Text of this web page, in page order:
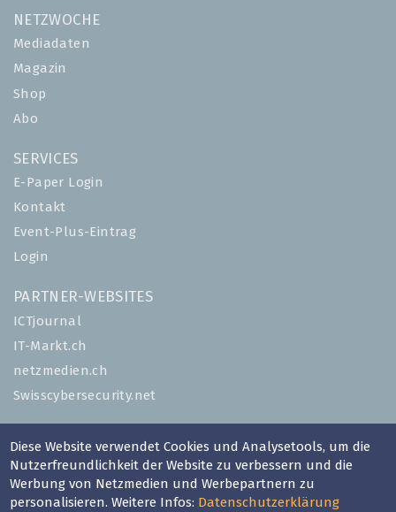
NETZWOCHE
Mediadaten
Magazin
Shop
Abo
SERVICES
E-Paper Login
Kontakt
Event-Plus-Eintrag
Login
PARTNER-WEBSITES
ICTjournal
IT-Markt.ch
netzmedien.ch
Swisscybersecurity.net
Impressum
AGB
Diese Website verwendet Cookies und Analysetools, um die
Nutzerfreundlichkeit der Website zu verbessern und die
Werbung von Netzmedien und Werbepartnern zu
personalisieren. Weitere Infos: Datenschutzerklärung